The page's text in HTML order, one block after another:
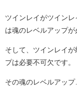
ツインレイがツイン
は魂のレベルアップが
そして、ツインレイ
プは必要不可欠です。
その魂のレベルアッ